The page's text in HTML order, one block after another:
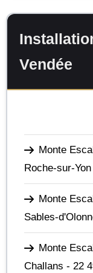
Vendée
Monte
Roche-sur-Yon
Monte
Sables-
Monte
Challans - 22